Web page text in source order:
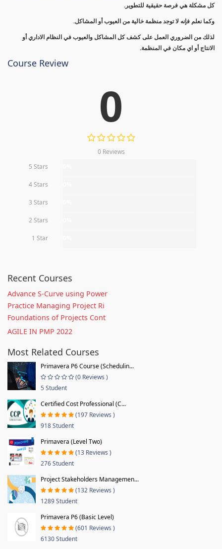
كل مشكلة هي فرصة حقيقية للتطوير.
وكما نعلم فإنه لا توجد منظمة خالية من العيوب أو المشاكل.
لذلك من الضروري العمل على كشف كل المشاكل والعيوب في النظام الاداري أو
الانتاج أو اي مكان في المنظمة.
Course Review
0
0 Reviews
5 Stars
4 Stars
3 Stars
2 Stars
1 Star
Recent Courses
Advance S-Curve using Power
Practice Managing Project Ri
Foundations of Projects Cont
AGILE IN PMP 2022
Most Related Courses
Primavera P6 Course (Schedulin...
(0 Reviews )
5 Student
Certified Cost Professional (C...
(197 Reviews )
918 Student
Primavera (Level Two)
(13 Reviews )
276 Student
Project Stakeholders Managemen...
(132 Reviews )
1289 Student
Primavera P6 (Basic Level)
(601 Reviews )
6130 Student